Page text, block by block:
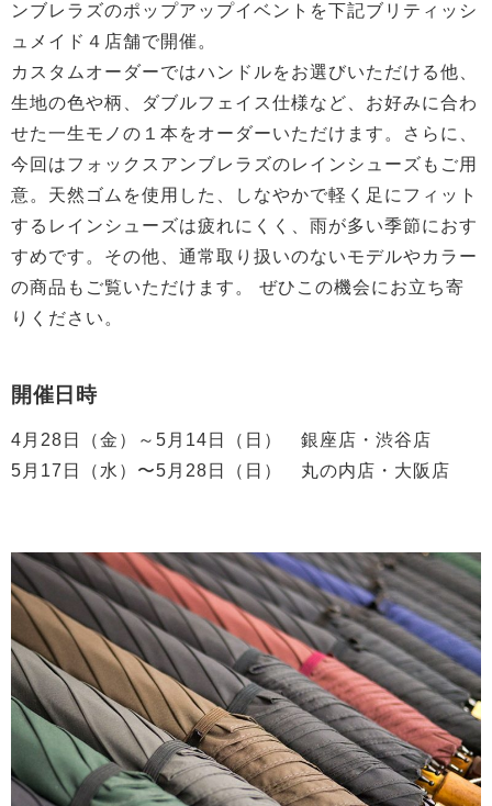
ンブレラズのポップアップイベントを下記ブリティッシ
ュメイド４店舗で開催。
カスタムオーダーではハンドルをお選びいただける他、
生地の色や柄、ダブルフェイス仕様など、お好みに合わ
せた一生モノの１本をオーダーいただけます。さらに、
今回はフォックスアンブレラズのレインシューズもご用
意。天然ゴムを使用した、しなやかで軽く足にフィット
するレインシューズは疲れにくく、雨が多い季節におす
すめです。その他、通常取り扱いのないモデルやカラー
の商品もご覧いただけます。 ぜひこの機会にお立ち寄
りください。
開催日時
4月28日（金）～5月14日（日） 銀座店・渋谷店
5月17日（水）〜5月28日（日） 丸の内店・大阪店